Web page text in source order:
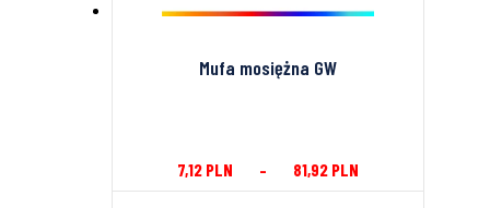
Mufa mosiężna GW
7,12 PLN – 81,92 PLN